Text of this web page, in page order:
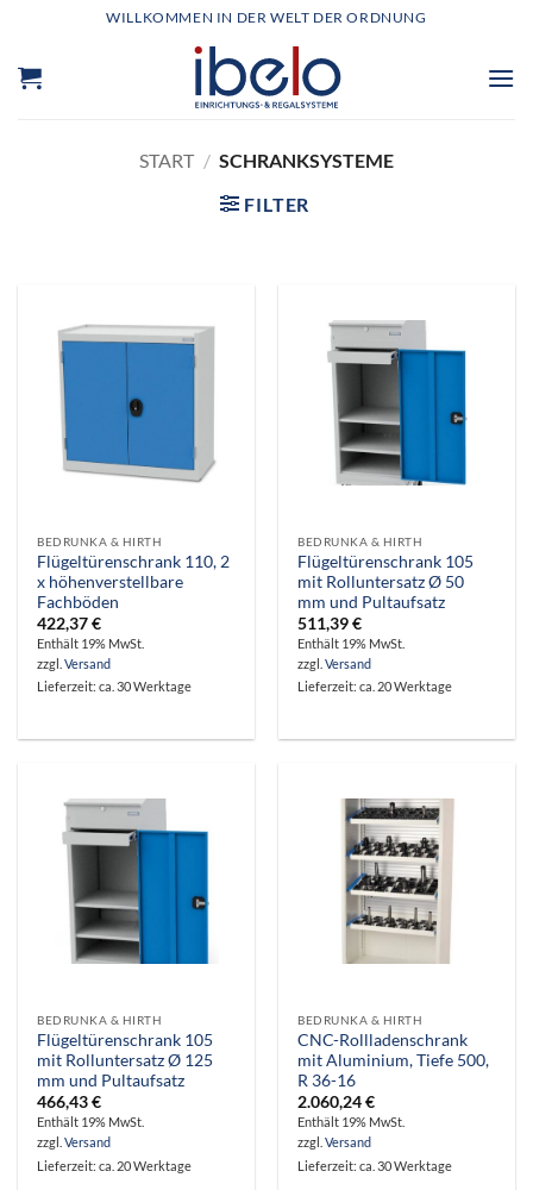
springen
WILLKOMMEN IN DER WELT DER ORDNUNG
START / SCHRANKSYSTEME
FILTER
BEDRUNKA & HIRTH
Flügeltürenschrank 110, 2
x höhenverstellbare
Fachböden
422,37€
Enthält 19% MwSt.
zzgl.Versand
Lieferzeit: ca. 30 Werktage
BEDRUNKA & HIRTH
Flügeltürenschrank 105
mit Rolluntersatz Ø 50
mm und Pultaufsatz
511,39€
Enthält 19% MwSt.
zzgl.Versand
Lieferzeit: ca. 20 Werktage
BEDRUNKA & HIRTH
Flügeltürenschrank 105
mit Rolluntersatz Ø 125
mm und Pultaufsatz
466,43€
Enthält 19% MwSt.
zzgl.Versand
Lieferzeit: ca. 20 Werktage
BEDRUNKA & HIRTH
CNC-Rollladenschrank
mit Aluminium, Tiefe 500,
R 36-16
2.060,24€
Enthält 19% MwSt.
zzgl.Versand
Lieferzeit: ca. 30 Werktage